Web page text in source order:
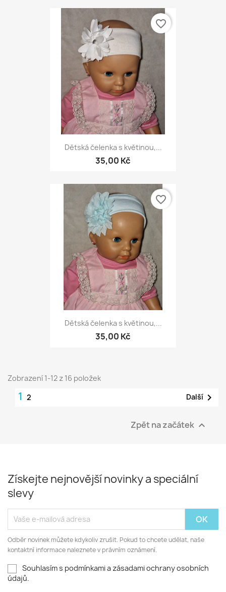
Dětská čelenka s květinou,...
35,00 Kč
favorite_border
Dětská čelenka s květinou,...
35,00 Kč
favorite_border
Zobrazení 1-12 z 16 položek
1 2 Další 
Zpět na začátek 
Získejte nejnovější novinky a speciální
slevy
Odběr novinek můžete kdykoliv zrušit. Pokud to chcete udělat, naše
kontaktní informace naleznete v právním oznámení.
Souhlasím s podmínkami a zásadami ochrany osobních
údajů.